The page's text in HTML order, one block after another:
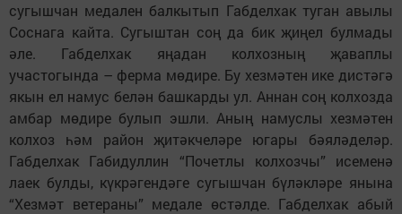
сугышчан медален балкытып Габделхак туган авылы
Соснага кайта. Сугыштан соң да бик җиңел булмады
әле. Габделхак яңадан колхозның җаваплы
участогында – ферма мөдире. Бу хезмәтен ике дистәгә
якын ел намус белән башкарды ул. Аннан соң колхозда
амбар мөдире булып эшли. Аның намуслы хезмәтен
колхоз һәм район җитәкчеләре югары бәяләделәр.
Габделхак Габидуллин “Почетлы колхозчы” исеменә
лаек булды, күкрәгендәге сугышчан бүләкләре янына
“Хезмәт ветераны” медале өстәлде. Габделхак абый